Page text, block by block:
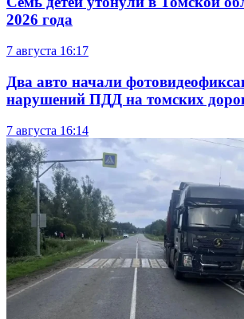
2026 года
7 августа 16:17
Два авто начали
нарушений ПДД на томских
7 августа 16:14